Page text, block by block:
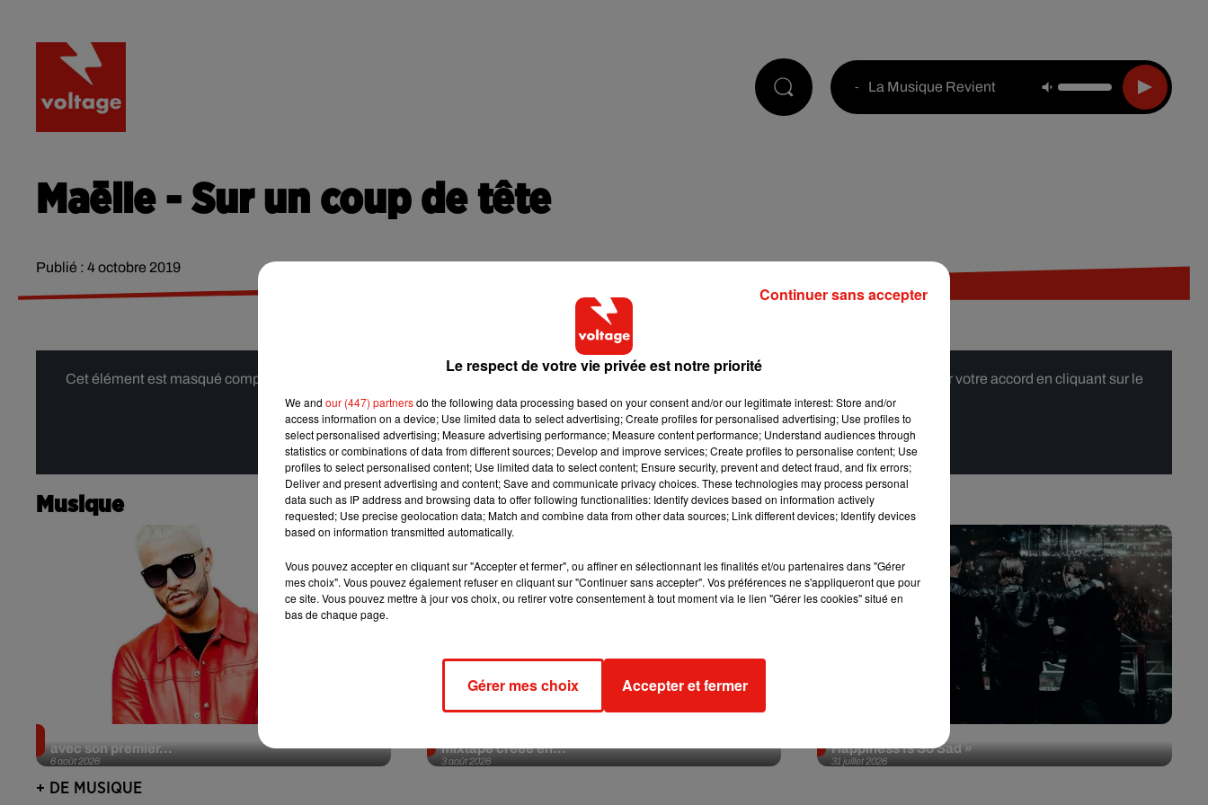
- La Musique Revient
Maëlle - Sur un coup de tête
Publié : 4 octobre 2019
Cet élément est masqué compte-tenu du refus du dépôt de cookies que vous avez exprimé. Si vous souhaitez l'afficher, merci de nous donner votre accord en cliquant sur le
bouton ci-dessous.
Afficher l'élément
Musique
6 août 2026
Il y a 10 ans, DJ Snake changeait de dimension
avec son premier...
3 août 2026
mixtape créée en...
31 juillet 2026
Swedish House Mafia et Lykke Li dévoilent «
Happiness Is So Sad »
+ DE MUSIQUE
Le respect de votre vie privée est notre priorité
We and our (447) partnersdo the following data processing based on your consent and/or our legitimate interest: Store and/or
access information on a device; Use limited data to select advertising; Create profiles for personalised advertising; Use profiles to
select personalised advertising; Measure advertising performance; Measure content performance; Understand audiences through
statistics or combinations of data from different sources; Develop and improve services; Create profiles to personalise content; Use
profiles to select personalised content; Use limited data to select content; Ensure security, prevent and detect fraud, and fix errors;
Deliver and present advertising and content; Save and communicate privacy choices. These technologies may process personal
data such as IP address and browsing data to offer following functionalities: Identify devices based on information actively
requested; Use precise geolocation data; Match and combine data from other data sources; Link different devices; Identify devices
based on information transmitted automatically.
Vous pouvez accepter en cliquant sur "Accepter et fermer", ou affiner en sélectionnant les finalités et/ou partenaires dans "Gérer
mes choix". Vous pouvez également refuser en cliquant sur "Continuer sans accepter". Vos préférences ne s'appliqueront que pour
ce site. Vous pouvez mettre à jour vos choix, ou retirer votre consentement à tout moment via le lien "Gérer les cookies" situé en
bas de chaque page.
Gérer mes choix Accepter et fermer
Continuer sans accepter